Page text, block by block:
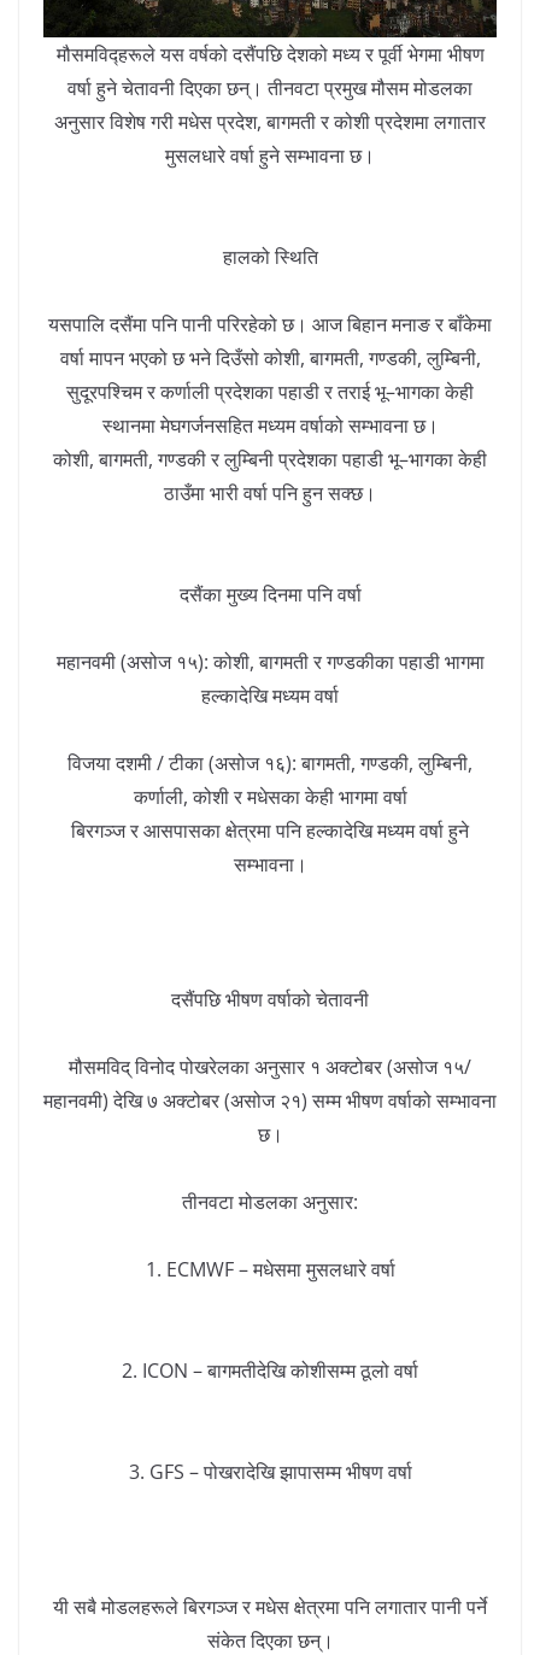
मौसमविद्हरूले यस वर्षको दसैंपछि देशको मध्य र पूर्वी भेगमा भीषण
वर्षा हुने चेतावनी दिएका छन्। तीनवटा प्रमुख मौसम मोडलका
अनुसार विशेष गरी मधेस प्रदेश, बागमती र कोशी प्रदेशमा लगातार
मुसलधारे वर्षा हुने सम्भावना छ।
हालको स्थिति
यसपालि दसैंमा पनि पानी परिरहेको छ। आज बिहान मनाङ र बाँकेमा
वर्षा मापन भएको छ भने दिउँसो कोशी, बागमती, गण्डकी, लुम्बिनी,
सुदूरपश्चिम र कर्णाली प्रदेशका पहाडी र तराई भू–भागका केही
स्थानमा मेघगर्जनसहित मध्यम वर्षाको सम्भावना छ।
कोशी, बागमती, गण्डकी र लुम्बिनी प्रदेशका पहाडी भू–भागका केही
ठाउँमा भारी वर्षा पनि हुन सक्छ।
दसैंका मुख्य दिनमा पनि वर्षा
महानवमी (असोज १५): कोशी, बागमती र गण्डकीका पहाडी भागमा
हल्कादेखि मध्यम वर्षा
विजया दशमी / टीका (असोज १६): बागमती, गण्डकी, लुम्बिनी,
कर्णाली, कोशी र मधेसका केही भागमा वर्षा
बिरगञ्ज र आसपासका क्षेत्रमा पनि हल्कादेखि मध्यम वर्षा हुने
सम्भावना।
दसैंपछि भीषण वर्षाको चेतावनी
मौसमविद् विनोद पोखरेलका अनुसार १ अक्टोबर (असोज १५/
महानवमी) देखि ७ अक्टोबर (असोज २१) सम्म भीषण वर्षाको सम्भावना
छ।
तीनवटा मोडलका अनुसार:
1. ECMWF – मधेसमा मुसलधारे वर्षा
2. ICON – बागमतीदेखि कोशीसम्म ठूलो वर्षा
3. GFS – पोखरादेखि झापासम्म भीषण वर्षा
यी सबै मोडलहरूले बिरगञ्ज र मधेस क्षेत्रमा पनि लगातार पानी पर्ने
संकेत दिएका छन्।